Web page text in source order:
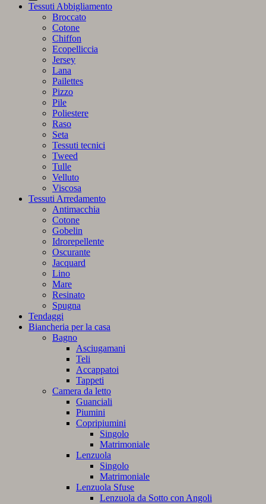
Tessuti Abbigliamento
Broccato
Cotone
Chiffon
Ecopelliccia
Jersey
Lana
Pailettes
Pizzo
Pile
Poliestere
Raso
Seta
Tessuti tecnici
Tweed
Tulle
Velluto
Viscosa
Tessuti Arredamento
Antimacchia
Cotone
Gobelin
Idrorepellente
Oscurante
Jacquard
Lino
Mare
Resinato
Spugna
Tendaggi
Biancheria per la casa
Bagno
Asciugamani
Teli
Accappatoi
Tappeti
Camera da letto
Guanciali
Piumini
Copripiumini
Singolo
Matrimoniale
Lenzuola
Singolo
Matrimoniale
Lenzuola Sfuse
Lenzuola da Sotto con Angoli